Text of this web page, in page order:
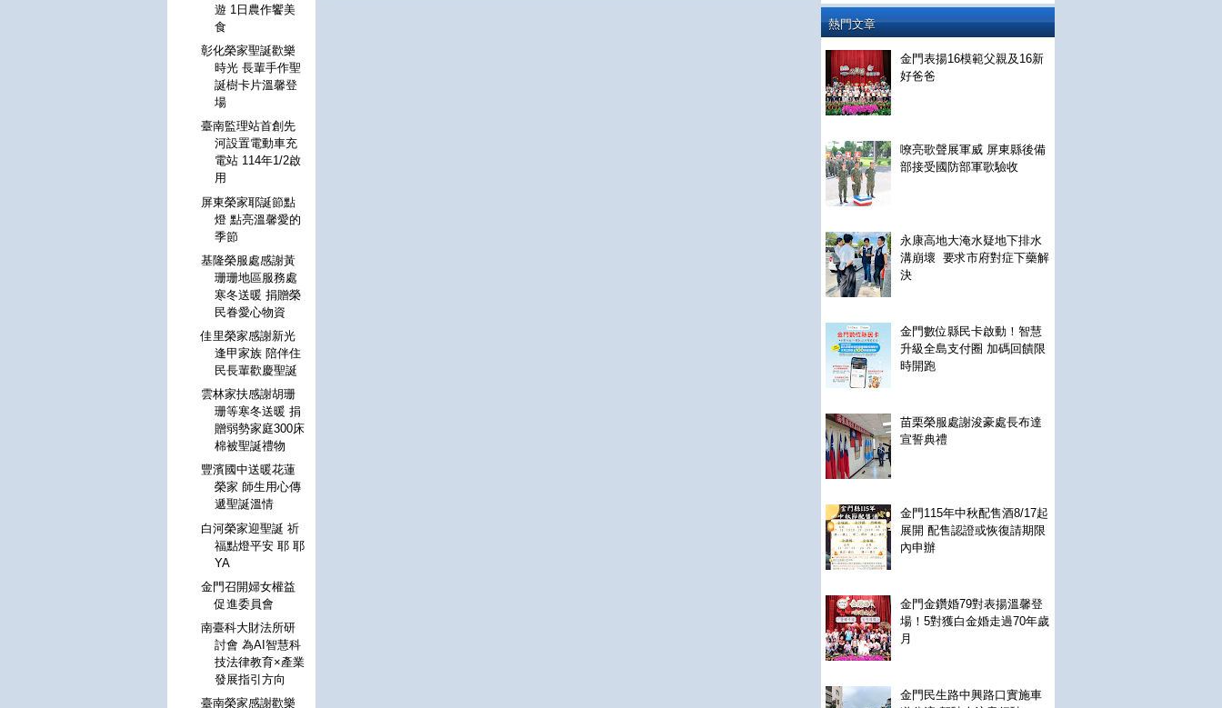
熱門文章
金門表揚16模範父親及16新
好爸爸
嘹亮歌聲展軍威 屏東縣後備
部接受國防部軍歌驗收
永康高地大淹水疑地下排水
溝崩壞 要求市府對症下藥解
決
金門數位縣民卡啟動！智慧
升級全島支付圈 加碼回饋限
時開跑
苗栗榮服處謝浚豪處長布達
宣誓典禮
金門115年中秋配售酒8/17起
展開 配售認證或恢復請期限
內申辦
金門金鑽婚79對表揚溫馨登
場！5對獲白金婚走過70年歲
月
金門民生路中興路口實施車
遊 1日農作饗美
食
彰化榮家聖誕歡樂
時光 長輩手作聖
誕樹卡片溫馨登
場
臺南監理站首創先
河設置電動車充
電站 114年1/2啟
用
屏東榮家耶誕節點
燈 點亮溫馨愛的
季節
基隆榮服處感謝黃
珊珊地區服務處
寒冬送暖 捐贈榮
民眷愛心物資
佳里榮家感謝新光
逢甲家族 陪伴住
民長輩歡慶聖誕
雲林家扶感謝胡珊
珊等寒冬送暖 捐
贈弱勢家庭300床
棉被聖誕禮物
豐濱國中送暖花蓮
榮家 師生用心傳
遞聖誕溫情
白河榮家迎聖誕 祈
福點燈平安 耶 耶
YA
金門召開婦女權益
促進委員會
南臺科大財法所研
討會 為AI智慧科
技法律教育×產業
發展指引方向
臺南榮家感謝歡樂